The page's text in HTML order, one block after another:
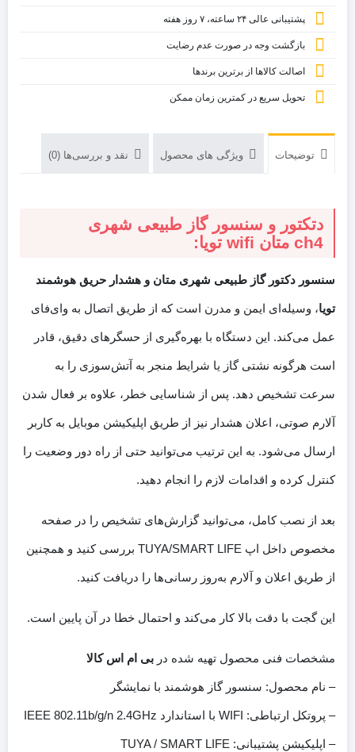
پشتیبانی عالی ۲۴ ساعته، ۷ روز هفته
بازگشت وجه در صورت عدم رضایت
اصالت کالاها از برترین برندها
تحویل سریع در کمترین زمان ممکن
توضیحات ویژگی های محصول نقد و بررسی‌ها (0)
دتکتور و سنسور گاز طبیعی شهری
ch4 متان wifi تویا:
سنسور دکتور گاز طبیعی شهری متان و هشدار حریق هوشمند
تویا، وسیله‌ای ایمن و مدرن است که از طریق اتصال به وای‌فای
عمل می‌کند. این دستگاه با بهره‌گیری از حسگرهای دقیق، قادر
است هرگونه نشتی گاز یا شرایط منجر به آتش‌سوزی را به
سرعت تشخیص دهد. پس از شناسایی خطر، علاوه بر فعال شدن
آلارم صوتی، اعلان هشدار نیز از طریق اپلیکیشن موبایل به کاربر
ارسال می‌شود. به این ترتیب می‌توانید حتی از راه دور وضعیت را
کنترل کرده و اقدامات لازم را انجام دهید.
بعد از نصب کامل، می‌توانید گزارش‌های تشخیص را در صفحه
مخصوص داخل اپ TUYA/SMART LIFE بررسی کنید و همچنین
از طریق اعلان و آلارم به‌روز رسانی‌ها را دریافت کنید.
این گجت با دقت بالا کار می‌کند و احتمال خطا در آن پایین است.
مشخصات فنی محصول تهیه شده در بی ام اس کالا
– نام محصول: سنسور گاز هوشمند با نمایشگر
– پروتکل ارتباطی: WIFI با استاندارد IEEE 802.11b/g/n 2.4GHz
– اپلیکیشن پشتیبانی: TUYA / SMART LIFE